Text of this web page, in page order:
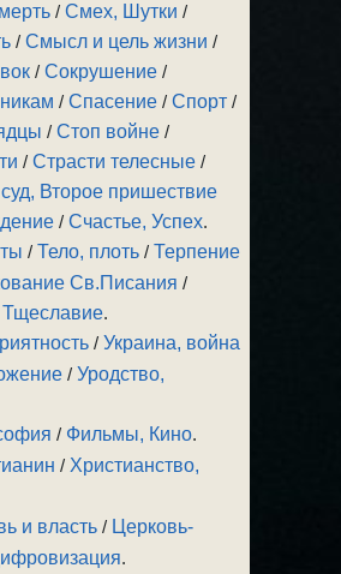
/Смех, Шутки /
/Смысл и цель жизни /
/Сокрушение /
/Спасение /Спорт /
/Стоп войне /
/Страсти телесные /
Второе пришествие
/Счастье, Успех.
/Тело, плоть /Терпение
Св.Писания /
Тщеславие.
/Украина, война
/Уродство,
/ Фильмы, Кино.
/ Христианство,
и власть / Церковь-
.